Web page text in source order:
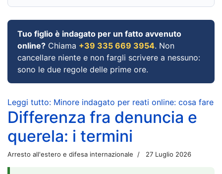
Tuo figlio è indagato per un fatto avvenuto
online? Chiama +39 335 669 3954. Non
cancellare niente e non fargli scrivere a nessuno:
sono le due regole delle prime ore.
Leggi tutto: Minore indagato per reati online: cosa fare
Differenza fra denuncia e
querela: i termini
Arresto all'estero e difesa internazionale 27 Luglio 2026